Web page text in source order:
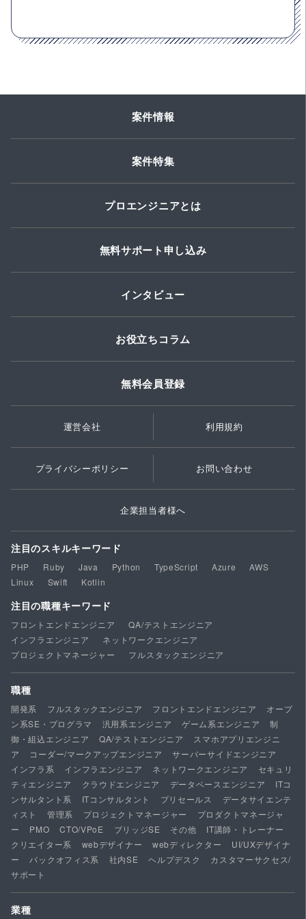
案件情報
案件特集
プロエンジニアとは
無料サポート申し込み
インタビュー
お役立ちコラム
無料会員登録
運営会社 利用規約
プライバシーポリシー お問い合わせ
企業担当者様へ
注目のスキルキーワード
PHP Ruby Java Python TypeScript Azure
AWS
Linux
Swift Kotlin
注目の職種キーワード
フロントエンドエンジニア
QA/テストエンジニア
インフラエンジニア
ネットワークエンジニア
プロジェクトマネージャー
フルスタックエンジニア
職種
開発系 フルスタックエンジニア フロントエンドエンジニア
オープ
ン系SE・プログラマ
汎用系エンジニア ゲーム系エンジニア
制
御・組込エンジニア
QA/テストエンジニア
スマホアプリエンジニ
ア
コーダー/マークアップエンジニア
サーバーサイドエンジニア
インフラ系
インフラエンジニア ネットワークエンジニア
セキュリ
ティエンジニア
クラウドエンジニア データベースエンジニア
ITコ
ンサルタント系
ITコンサルタント プリセールス
データサイエンテ
ィスト
管理系 プロジェクトマネージャー
プロダクトマネージャ
ー
PMO CTO/VPoE ブリッジSE その他
IT講師・トレーナー
クリエイター系
webデザイナー webディレクター
UI/UXデザイナ
ー
バックオフィス系 社内SE ヘルプデスク
カスタマーサクセス/
サポート
業種